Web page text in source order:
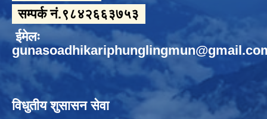
सम्पर्क नं.९८४२६६३७५३
ईमेलः
विधुतीय शुसासन सेवा